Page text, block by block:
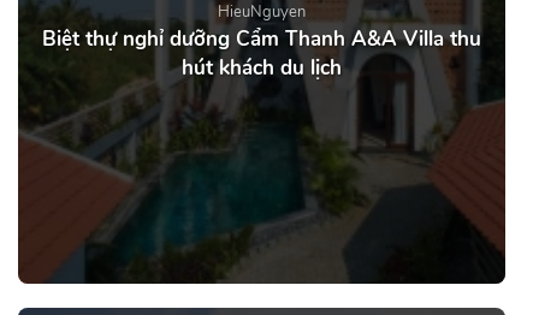
HieuNguyen
Biệt thự nghỉ dưỡng Cẩm Thanh A&A Villa thu
hút khách du lịch